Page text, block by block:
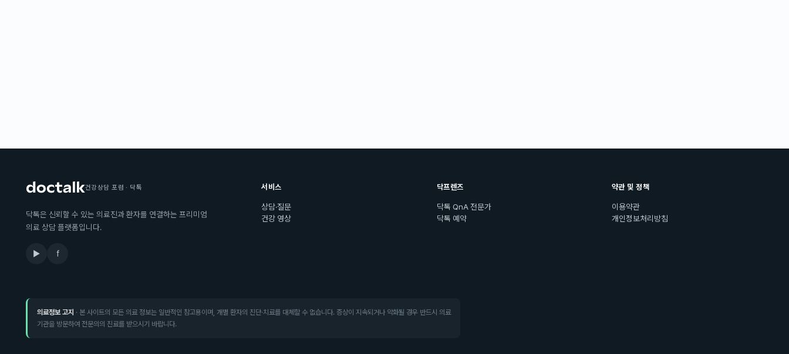
건강상담 포럼 · 닥톡
닥톡은 신뢰할 수 있는 의료진과 환자를 연결하는 프리미엄
의료 상담 플랫폼입니다.
▶ f
서비스
상담·질문
건강 영상
닥프렌즈
닥톡 QnA 전문가
닥톡 예약
약관 및 정책
이용약관
개인정보처리방침
의료정보 고지 · 본 사이트의 모든 의료 정보는 일반적인 참고용이며, 개별 환자의 진단·치료를 대체할 수 없습니다. 증상이 지속되거나 악화될 경우 반드시 의료
기관을 방문하여 전문의의 진료를 받으시기 바랍니다.